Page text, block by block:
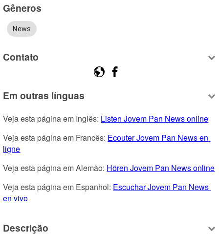
Gêneros
News
Contato
Em outras línguas
Veja esta página em Inglês: Listen Jovem Pan News online
Veja esta página em Francês: Ecouter Jovem Pan News en
ligne
Veja esta página em Alemão: Hören Jovem Pan News online
Veja esta página em Espanhol: Escuchar Jovem Pan News
en vivo
Descrição